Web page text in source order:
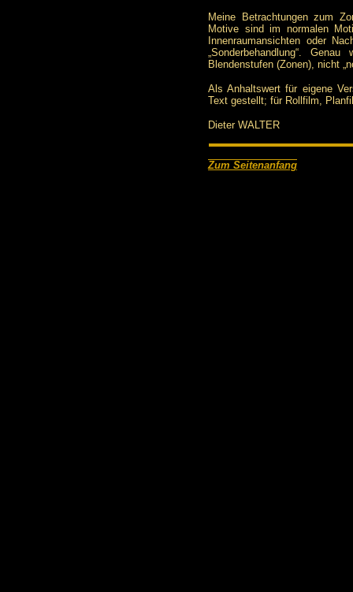
Meine Betrachtungen zum
Motive sind im normalen
Innenraumansichten oder
„Sonderbehandlung“.
Blendenstufen (Zonen), nicht
Als Anhaltswert für eigene
Text gestellt; für Rollfilm,
Dieter WALTER
Zum Seitenanfang